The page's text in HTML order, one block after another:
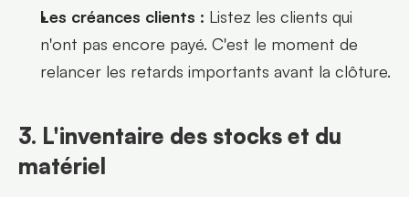
Les créances clients : Listez les clients qui
n'ont pas encore payé. C'est le moment de
relancer les retards importants avant la clôture.
3. L'inventaire des stocks et du
matériel